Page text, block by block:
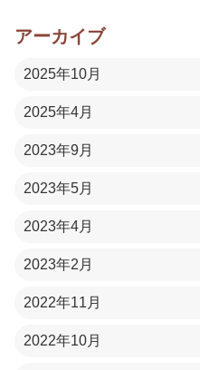
アーカイブ
2025年10月
2025年4月
2023年9月
2023年5月
2023年4月
2023年2月
2022年11月
2022年10月